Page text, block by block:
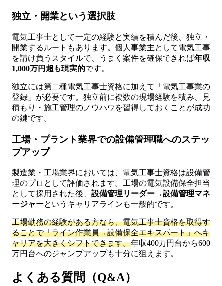
独立・開業という選択肢
電気工事士として一定の経験と実績を積んだ後、独立・
開業するルートもあります。個人事業主として電気工事
を請け負うスタイルで、うまく案件を確保できれば年収
1,000万円超も現実的です。
独立には第二種電気工事士資格に加えて「電気工事業の
登録」が必要です。独立前に複数の現場経験を積み、見
積もり・施工管理のノウハウを習得しておくことが成功
の鍵です。
工場・プラント業界での設備管理職へのステッ
プアップ
製造業・工場業界においては、電気工事士資格は設備管
理のプロとして評価されます。工場の電気設備保全担当
として採用された後、 設備管理リーダー→設備管理マネ
ージャーというキャリアラインも一般的です。
工場勤務の経験がある方なら、電気工事士資格を取得す
ることで「ライン作業員→設備保全エキスパート」へキ
ャリアを大きくシフトできます。年収400万円台から600
万円台へのジャンプアップも十分に狙えます。
よくある質問（Q&A）